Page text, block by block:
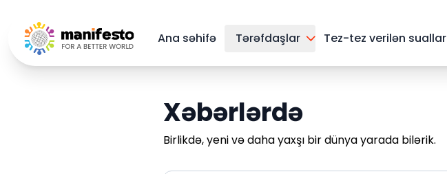
Your Company
Ana səhifə Tərəfdaşlar Tez-tez verilən suallar
Xəbərlərdə
Birlikdə, yeni və daha yaxşı bir dünya yarada bilərik.